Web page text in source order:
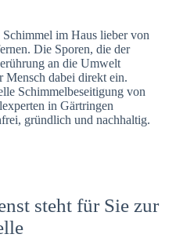
Schimmel im Haus lieber von
Die Sporen, die der
an die Umwelt
Mensch dabei direkt ein.
Schimmelbeseitigung von
in Gärtringen
gründlich und nachhaltig.
steht für Sie zur